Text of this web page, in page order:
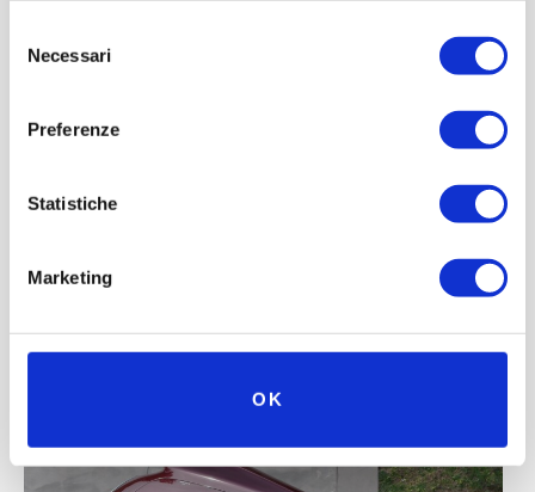
delNecessari
Preferenze
Statistiche
Marketing
OK